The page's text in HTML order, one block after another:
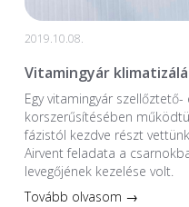
2019.10.08.
Vitamingyár
Egy vitamingyár
korszerűsítésében
fázistól kezdve részt
Airvent feladata a
levegőjének kezelése volt.
Tovább olvasom →